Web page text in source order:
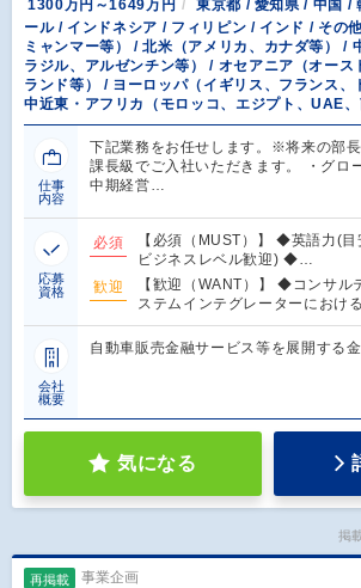
1300万円～1649万円
東京都 / 愛知県 / 中国 /
ール / インドネシア / フィリピン / インド / その
ミャンマー等） / 北米（アメリカ、カナダ等） /
ラジル、アルゼンチン等） / オセアニア（オース
ランド等） / ヨーロッパ（イギリス、フランス、
中近東・アフリカ（モロッコ、エジプト、UAE、
仕事
内容
下記業務をお任せします。※将来の部
課長級でご入社いただきます。 ・グ
中期経営…
応募
資格
必須
【必須（MUST）】 ◆英語力(目
ビジネスレベル歓迎) ◆…
歓迎
【歓迎（WANT）】 ◆コンサル
ステムインテグレーターにおけ
会社
概要
自動車販売金融サービス等を展開する
気になる
掲
再掲載 事業企画